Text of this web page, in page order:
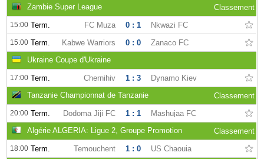
Zambie Super League
Classement
15:00 Term. FC Muza 0 : 1 Nkwazi FC
15:00 Term. Kabwe Warriors 0 : 0
Zanaco FC
Ukraine Coupe d'Ukraine
17:00 Term. Chernihiv 1 : 3
Dynamo Kiev
Tanzanie Championnat de Tanzanie
Classement
20:00 Term. Dodoma Jiji FC 1 : 1
Mashujaa FC
Algérie ALGERIA: Ligue 2, Groupe Promotion
Classement
18:00 Term. Temouchent 1 : 0
US Chaouia